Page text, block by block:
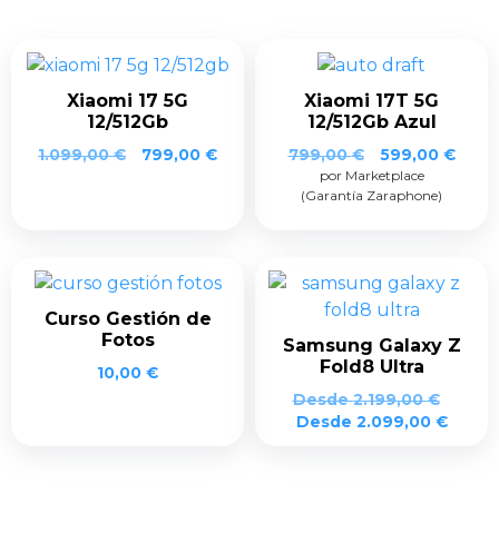
Xiaomi 17 5G
12/512Gb
1.099,00€ 799,00 €
Xiaomi 17T 5G
12/512Gb Azul
799,00€
El
precio
original
599,00 €El
por Marketplace
(Garantía Zaraphone)
Curso Gestión de
Fotos
10,00 €
Samsung Galaxy Z
Fold8 Ultra
Desde2.199,00€
Desde 2.099,00 €